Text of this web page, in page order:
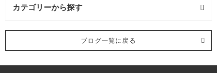
カテゴリーから探す
抜け毛 (3記事)
ブログ一覧に戻る